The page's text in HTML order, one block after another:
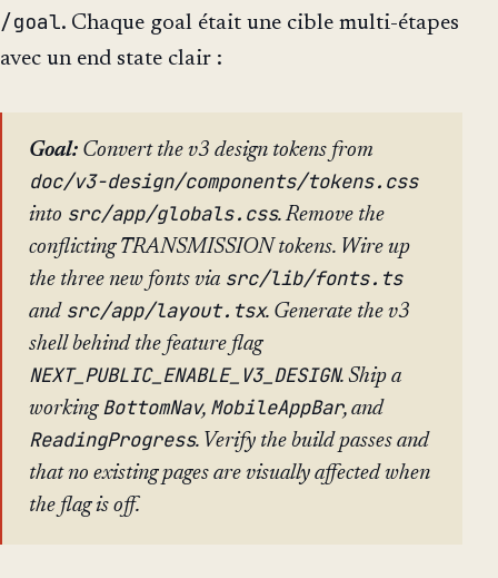
/goal. Chaque goal était une cible multi-étapes
avec un end state clair :
Goal: Convert the v3 design tokens from
doc/v3-design/components/tokens.css
into src/app/globals.css. Remove the
conflicting TRANSMISSION tokens. Wire up
the three new fonts via src/lib/fonts.ts
and src/app/layout.tsx. Generate the v3
shell behind the feature flag
NEXT_PUBLIC_ENABLE_V3_DESIGN. Ship a
working BottomNav, MobileAppBar, and
ReadingProgress. Verify the build passes and
that no existing pages are visually affected when
the flag is off.